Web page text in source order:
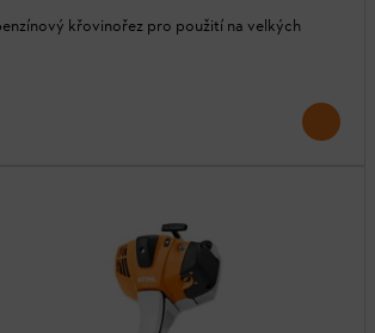
křovinořez pro použití na velkých